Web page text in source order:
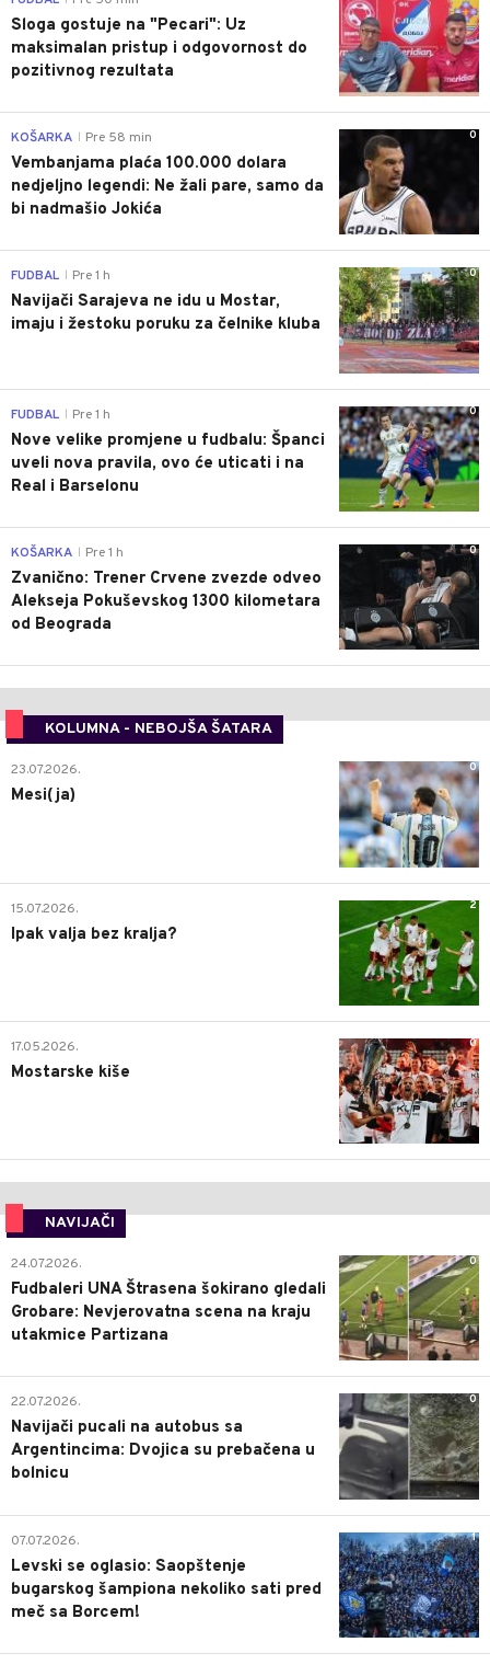
Sloga gostuje na "Pecari": Uz
maksimalan pristup i odgovornost do
pozitivnog rezultata
0
KOŠARKA Pre 58 min
Vembanjama plaća 100.000 dolara
nedjeljno legendi: Ne žali pare, samo da
bi nadmašio Jokića
0
FUDBAL Pre 1 h
Navijači Sarajeva ne idu u Mostar,
imaju i žestoku poruku za čelnike kluba
0
FUDBAL Pre 1 h
Nove velike promjene u fudbalu: Španci
uveli nova pravila, ovo će uticati i na
Real i Barselonu
0
KOŠARKA Pre 1 h
Zvanično: Trener Crvene zvezde odveo
Alekseja Pokuševskog 1300 kilometara
od Beograda
KOLUMNA - NEBOJŠA ŠATARA
0
23.07.2026.
Mesi(ja)
2
15.07.2026.
Ipak valja bez kralja?
0
17.05.2026.
Mostarske kiše
NAVIJAČI
0
24.07.2026.
Fudbaleri UNA Štrasena šokirano gledali
Grobare: Nevjerovatna scena na kraju
utakmice Partizana
0
22.07.2026.
Navijači pucali na autobus sa
Argentincima: Dvojica su prebačena u
bolnicu
1
07.07.2026.
Levski se oglasio: Saopštenje
bugarskog šampiona nekoliko sati pred
meč sa Borcem!